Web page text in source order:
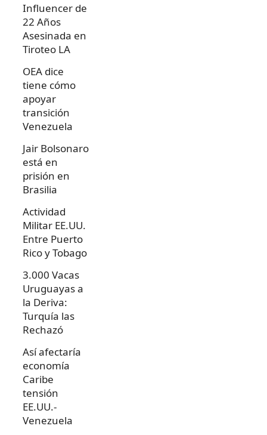
Influencer de
22 Años
Asesinada en
Tiroteo LA
OEA dice
tiene cómo
apoyar
transición
Venezuela
Jair Bolsonaro
está en
prisión en
Brasilia
Actividad
Militar EE.UU.
Entre Puerto
Rico y Tobago
3.000 Vacas
Uruguayas a
la Deriva:
Turquía las
Rechazó
Así afectaría
economía
Caribe
tensión
EE.UU.-
Venezuela